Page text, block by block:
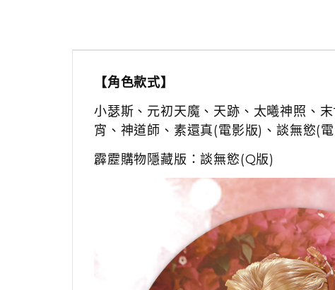
【角色款式】
小瑟斯 、 元初天魔、天跡、太曦神照 、
宵、神道師、素還真(電影版) 、談無慾(
霹靂購物隱藏版：談無慾(Q版)